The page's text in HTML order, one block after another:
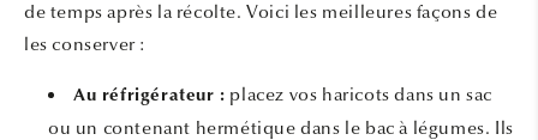
de temps après la récolte. Voici les meilleures façons de
les conserver :
Au réfrigérateur : placez vos haricots dans un sac
ou un contenant hermétique dans le bac à légumes. Ils